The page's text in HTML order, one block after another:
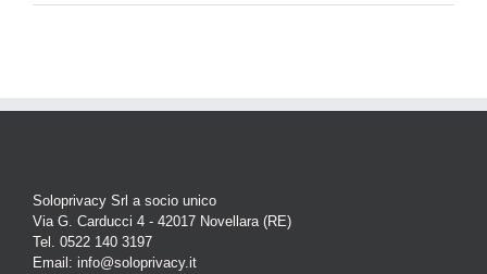
Soloprivacy Srl a socio unico
Via G. Carducci 4 - 42017 Novellara (RE)
Tel. 0522 140 3197
Email: info@soloprivacy.it